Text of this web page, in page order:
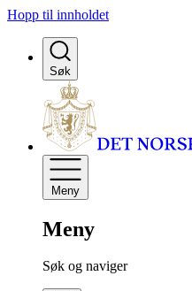
Hopp til innholdet
Søk
Meny
Meny
Søk og naviger